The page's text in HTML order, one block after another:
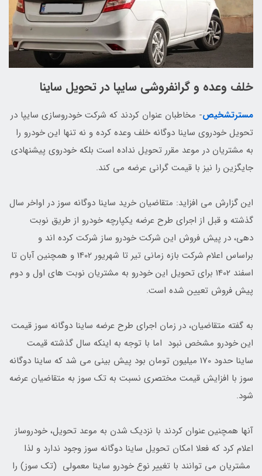
خلف وعده و گرانفروشی سایپا در تحویل ساینا
مسترتشخیص- مخاطبان عنوان کردند که شرکت خودروسازی سایپا در
تحویل خودروی ساینا دوگانه خلف وعده کرده و نه تنها این خودرو را
به مشتریان در موعد مقرر تحویل نداده است بلکه خودروی پیشنهادی
جایگزین را نیز با قیمت گرانی عرضه می کند.
این گزارش می افزاید: متقاضیان خرید ساینا دوگانه سوز در اواخر سال
گذشته و قبل از اجرای طرح عرضه یکپارچه خودرو از طریق نوبت
دهی، در پیش فروش این شرکت خودرو ساز شرکت کرده اند و
براساس اعلام شرکت بازه زمانی تیر تا شهریور 1402 و همچنین آبان تا
اسفند 1402 برای تحویل این خودرو به مشتریان نوبت های اول و دوم
پیش فروش تعیین شده است.
به گفته متقاضیان، در زمان اجرای طرح عرضه ساینا دوگانه سوز قیمت
این خودرو مشخص نبود اما با توجه به اینکه سال گذشته قیمت
ساینا حدود 170 میلیون تومان بود پیش بینی می شد که ساینا دوگانه
سوز با افزایش قیمت مختصری نسبت به تک سوز به متقاضیان عرضه
شود.
آنها همچنین عنوان کردند با نزدیک شدن به موعد تحویل، خودروساز
اعلام کرد که فعلا امکان تحویل ساینا دوگانه سوز وجود ندارد و لذا
مشتریان می توانند با تغییر نوع خودرو ساینا معمولی (تک سوز) را